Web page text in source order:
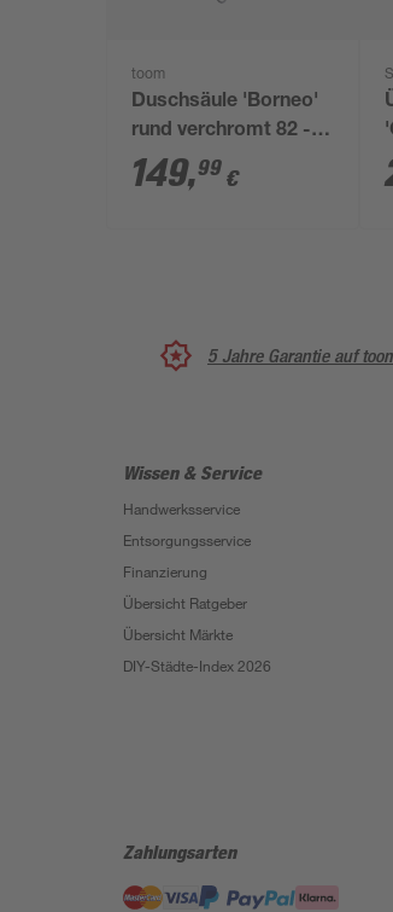
toom
Duschsäule 'Borneo'
rund verchromt 82 -
131 cm
149,99 €
5 Jahre Garantie auf
Wissen & Service
Handwerksservice
Entsorgungsservice
Finanzierung
Übersicht Ratgeber
Übersicht Märkte
DIY-Städte-Index 2026
Zahlungsarten